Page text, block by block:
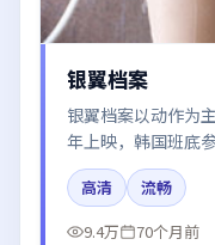
银翼档案
银翼档案以动作为
年上映，韩国班底
在片中呈现细腻表
了情绪曲线。
高清
流畅
9.4万
70个月前